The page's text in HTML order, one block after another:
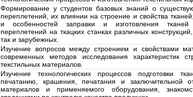
Формирование у студентов базовых знаний о
переплетений, их влиянии на строение и свойства
и особенностей заправки и изготовления
переплетений на ткацких станках различных
так и зарубежных.
Изучение вопросов между строением и свойствами
современных методов исследования характеристик
текстильных материалов.
Изучение технологических процессов подготовки
печатанию, крашения, печатания и заключительной
материалов и применяемого оборудования,